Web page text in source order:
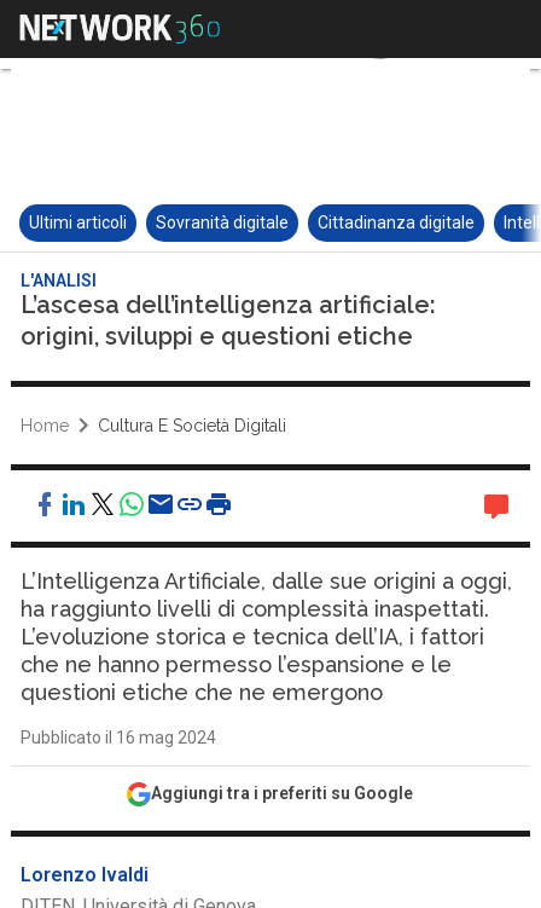
Ultimi articoli Sovranità digitale Cittadinanza digitale
L'ANALISI
L’ascesa dell’intelligenza artificiale:
origini, sviluppi e questioni etiche
Home Cultura E Società Digitali
L’Intelligenza Artificiale, dalle sue origini a oggi,
ha raggiunto livelli di complessità inaspettati.
L’evoluzione storica e tecnica dell’IA, i fattori
che ne hanno permesso l’espansione e le
questioni etiche che ne emergono
Pubblicato il 16 mag 2024
Aggiungi tra i preferiti su Google
Lorenzo Ivaldi